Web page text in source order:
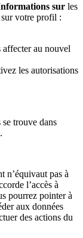
sur les
votre profil :
affecter au nouvel
les autorisations
trouve dans
.
n’équivaut pas à
l’accès à
pourrez pointer à
aux données
des actions du